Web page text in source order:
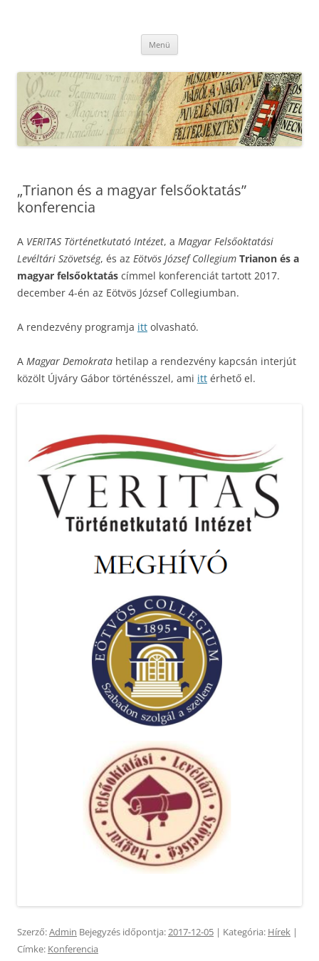
Menü
„Trianon és a magyar felsőoktatás”
konferencia
A VERITAS Történetkutató Intézet, a Magyar Felsőoktatási
Levéltári Szövetség, és az Eötvös József Collegium Trianon és a
magyar felsőoktatás címmel konferenciát tartott 2017.
december 4-én az Eötvös József Collegiumban.
A rendezvény programja itt olvasható.
A Magyar Demokrata hetilap a rendezvény kapcsán interjút
közölt Újváry Gábor történésszel, ami itt érhető el.
Szerző:Admin Bejegyzés időpontja:2017-12-05 | Kategória: Hírek |
Címke: Konferencia